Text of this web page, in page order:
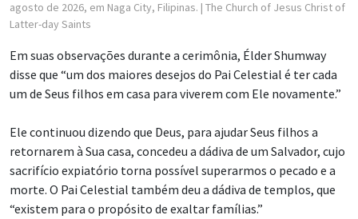
agosto de 2026, em Naga City, Filipinas. | The Church of Jesus Christ of
Latter-day Saints
Em suas observações durante a cerimônia, Élder Shumway
disse que “um dos maiores desejos do Pai Celestial é ter cada
um de Seus filhos em casa para viverem com Ele novamente.”
Ele continuou dizendo que Deus, para ajudar Seus filhos a
retornarem à Sua casa, concedeu a dádiva de um Salvador, cujo
sacrifício expiatório torna possível superarmos o pecado e a
morte. O Pai Celestial também deu a dádiva de templos, que
“existem para o propósito de exaltar famílias.”